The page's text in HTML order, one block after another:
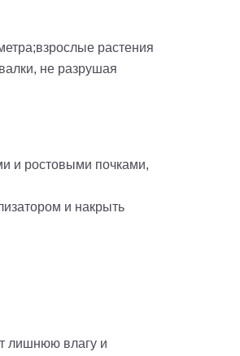
растения
не разрушая
и ростовыми почками,
и накрыть
лишнюю влагу и